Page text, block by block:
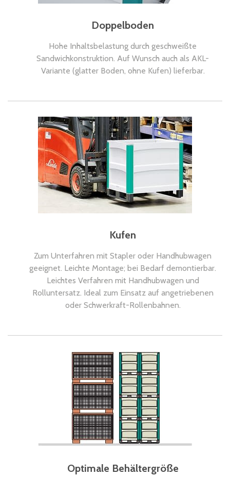
Doppelboden
Hohe Inhaltsbelastung durch geschweißte
Sandwichkonstruktion. Auf Wunsch auch als AKL-
Variante (glatter Boden, ohne Kufen) lieferbar.
Kufen
Zum Unterfahren mit Stapler oder Handhubwagen
geeignet. Leichte Montage; bei Bedarf demontierbar.
Leichtes Verfahren mit Handhubwagen und
Rolluntersatz. Ideal zum Einsatz auf angetriebenen
oder Schwerkraft-Rollenbahnen.
Optimale Behältergröße